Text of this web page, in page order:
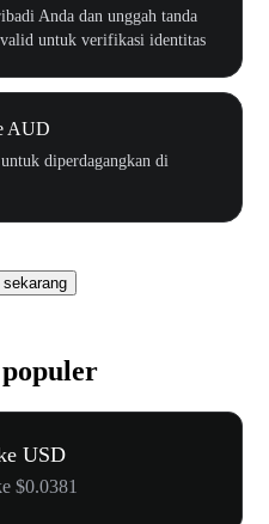
Anda dan unggah tanda
untuk verifikasi identitas
AUD
diperdagangkan di
USD
$0.0381